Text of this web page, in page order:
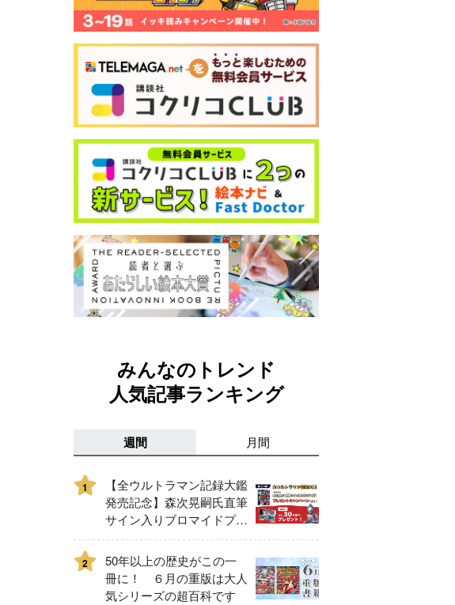
みんなのトレンド
人気記事ランキング
週間 月間
1
【全ウルトラマン記録大鑑
発売記念】森次晃嗣氏直筆
サイン入りブロマイドプレ
ゼントキャンペーン開催！
2
50年以上の歴史がこの一
冊に！ ６月の重版は大人
気シリーズの超百科です